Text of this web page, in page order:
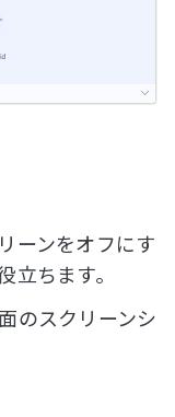
ーンをオフにす
立ちます。
のスクリーンシ